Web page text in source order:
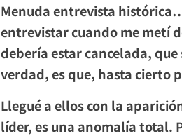
Menuda entrevista
entrevistar cuando me metí
debería estar cancelada,
verdad, es que, hasta cierto
Llegué a ellos con la
líder, es una anomalía total.